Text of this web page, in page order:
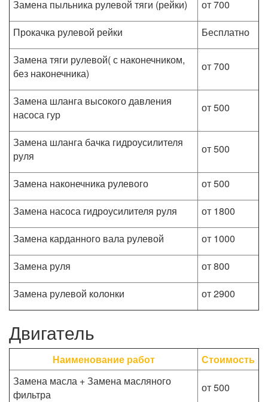
Замена пыльника рулевой тяги (рейки)
от 700
Прокачка рулевой рейки
Бесплатно
Замена тяги рулевой( с наконечником,
без наконечника)
от 700
Замена шланга высокого давления
насоса гур
от 500
Замена шланга бачка гидроусилителя
руля
от 500
Замена наконечника рулевого
от 500
Замена насоса гидроусилителя руля
от 1800
Замена карданного вала рулевой
от 1000
Замена руля
от 800
Замена рулевой колонки
от 2900
Двигатель
Наименование работ
Стоимость
Замена масла + Замена масляного
фильтра
от 500